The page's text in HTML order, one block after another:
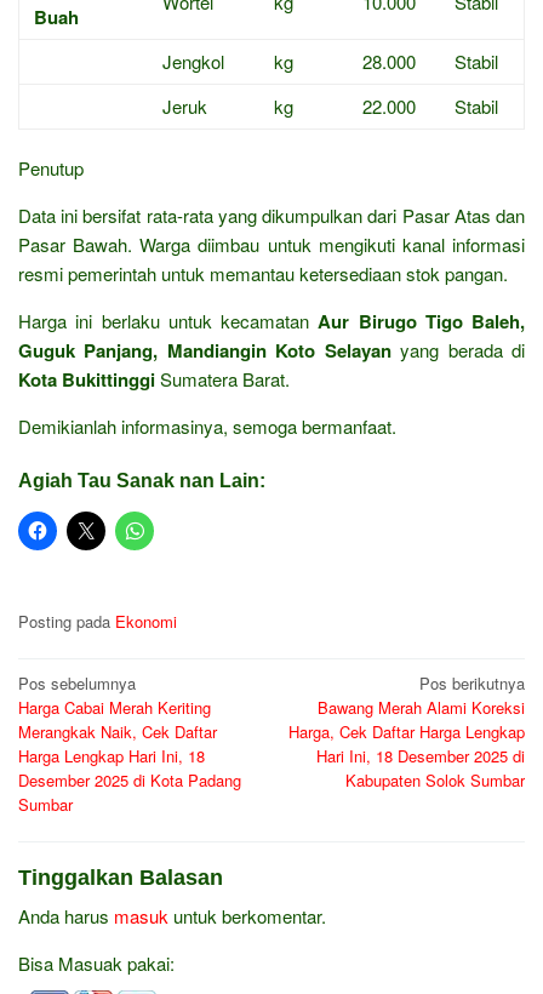
Buah
Jengkol kg 28.000
Stabil
Jeruk
kg 22.000 Stabil
Penutup
Data ini bersifat rata-rata yang dikumpulkan dari Pasar Atas dan
Pasar Bawah. Warga diimbau untuk mengikuti kanal informasi
resmi pemerintah untuk memantau ketersediaan stok pangan.
Harga ini berlaku untuk kecamatanAur Birugo Tigo Baleh,
Guguk Panjang, Mandiangin Koto Selayanyang berada di
Kota BukittinggiSumatera Barat.
Demikianlah informasinya, semoga bermanfaat.
Agiah Tau Sanak nan Lain:
Posting pada Ekonomi
Navigasi
pos
Pos sebelumnya
Harga Cabai Merah Keriting
Merangkak Naik, Cek Daftar
Harga Lengkap Hari Ini, 18
Desember 2025 di Kota Padang
Sumbar
Pos berikutnya
Bawang Merah Alami Koreksi
Harga, Cek Daftar Harga Lengkap
Hari Ini, 18 Desember 2025 di
Kabupaten Solok Sumbar
Tinggalkan Balasan
Anda harus masuk untuk berkomentar.
Bisa Masuak pakai: